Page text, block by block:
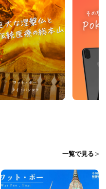
一覧で見る